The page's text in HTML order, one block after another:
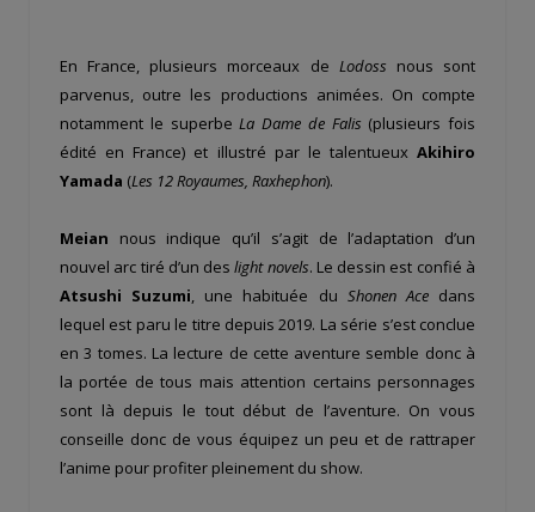
En France, plusieurs morceaux de Lodoss nous sont
parvenus, outre les productions animées. On compte
notamment le superbe La Dame de Falis (plusieurs fois
édité en France) et illustré par le talentueux Akihiro
Yamada (Les 12 Royaumes, Raxhephon).
Meian nous indique qu’il s’agit de l’adaptation d’un
nouvel arc tiré d’un deslight novels. Le dessin est confié à
Atsushi Suzumi, une habituée du Shonen Acedans
lequel est paru le titre depuis 2019. La série s’est conclue
en 3 tomes. La lecture de cette aventure semble donc à
la portée de tous mais attention certains personnages
sont là depuis le tout début de l’aventure. On vous
conseille donc de vous équipez un peu et de rattraper
l’anime pour profiter pleinement du show.